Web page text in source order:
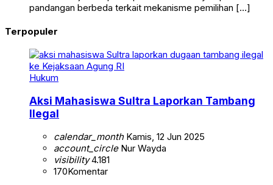
pandangan berbeda terkait mekanisme pemilihan […]
Terpopuler
Hukum
Aksi Mahasiswa Sultra Laporkan Tambang
Ilegal
calendar_monthKamis, 12 Jun 2025
account_circleNur Wayda
visibility4.181
170Komentar